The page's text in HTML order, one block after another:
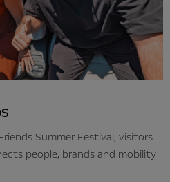
Summer Festival, visitors
people, brands and mobility